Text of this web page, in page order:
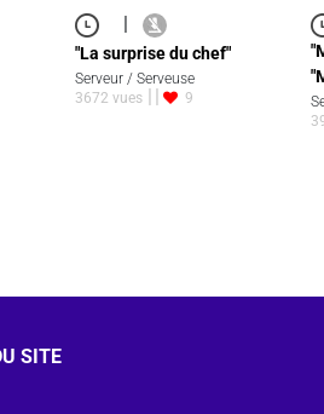
"La surprise du chef"
Serveur / Serveuse
3672 vues
9
SITE